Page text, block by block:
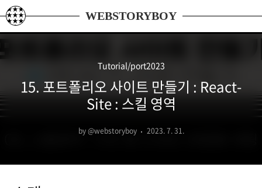
본문 바로가기
WEBSTORYBOY
Tutorial/port2023
15. 포트폴리오 사이트 만들기 : React-
Site : 스킬 영역
by @webstoryboy 2023. 7. 31.